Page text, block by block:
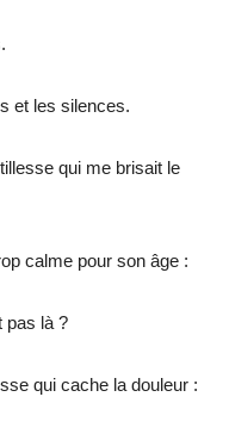
et les silences.
qui me brisait le
calme pour son âge :
pas là ?
qui cache la douleur :